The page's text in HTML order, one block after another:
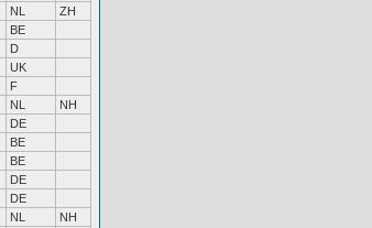
NL
ZH
BE
D
UK
F
NL
NH
DE
BE
BE
DE
DE
NL
NH